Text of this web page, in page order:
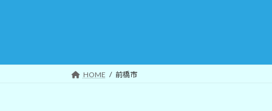
HOME 前橋市